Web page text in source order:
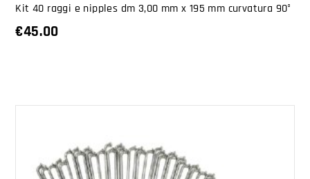
Kit 40 raggi e nipples dm 3,00 mm x 195 mm curvatura 90°
€45.00